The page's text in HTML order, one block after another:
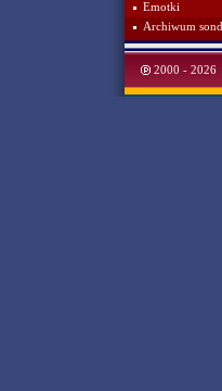
Emotki
Archiwum sond
2000 - 2026